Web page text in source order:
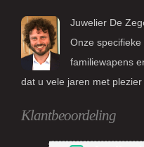
Juwelier De
Onze specifieke
familiewapens
dat u vele jaren met plezier
Klantbeoordeling